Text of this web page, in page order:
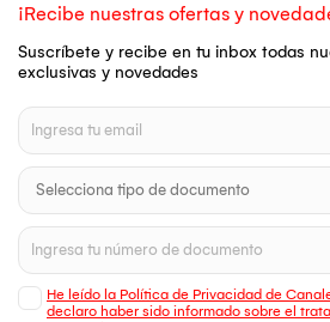
¡Recibe nuestras ofertas y
Suscríbete y recibe en tu inbox todas
exclusivas y novedades
He leído la Política de Privacidad de
declaro haber sido informado sobre el